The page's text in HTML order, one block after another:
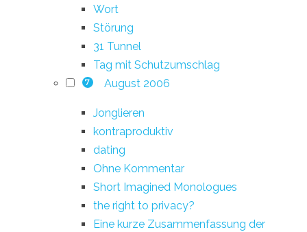
Wort
Störung
31 Tunnel
Tag mit Schutzumschlag
7 August 2006
Jonglieren
kontraproduktiv
dating
Ohne Kommentar
Short Imagined Monologues
the right to privacy?
Eine kurze Zusammenfassung der